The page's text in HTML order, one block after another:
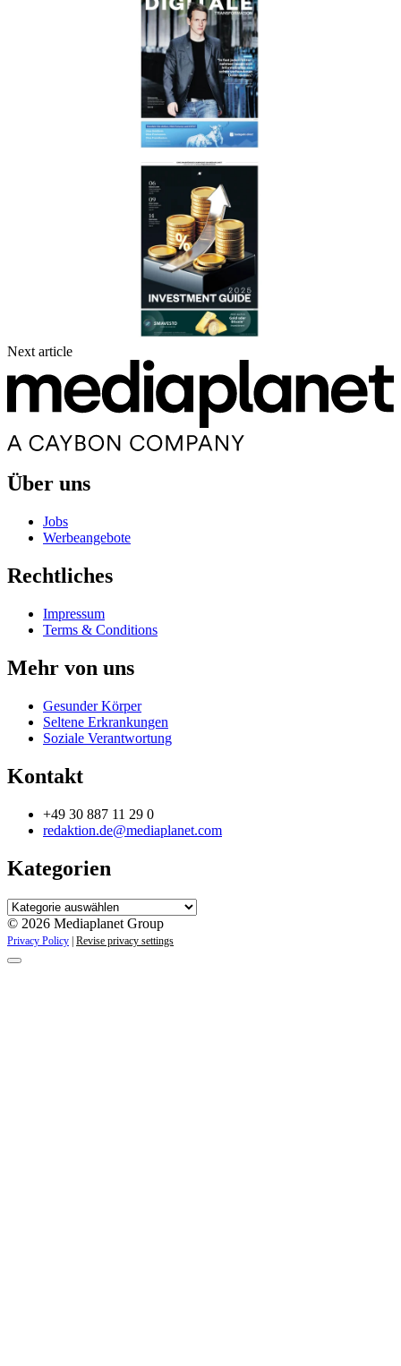
Next article
Über uns
Jobs
Werbeangebote
Rechtliches
Impressum
Terms & Conditions
Mehr von uns
Gesunder Körper
Seltene Erkrankungen
Soziale Verantwortung
Kontakt
+49 30 887 11 29 0
redaktion.de@mediaplanet.com
Kategorien
Kategorien
© 2026 Mediaplanet Group
Privacy Policy | Revise privacy settings